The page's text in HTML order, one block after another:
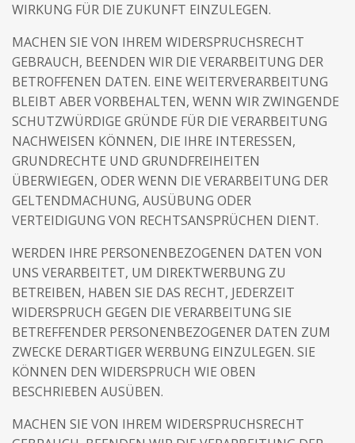
WIRKUNG FÜR DIE ZUKUNFT EINZULEGEN.
MACHEN SIE VON IHREM WIDERSPRUCHSRECHT
GEBRAUCH, BEENDEN WIR DIE VERARBEITUNG DER
BETROFFENEN DATEN. EINE WEITERVERARBEITUNG
BLEIBT ABER VORBEHALTEN, WENN WIR ZWINGENDE
SCHUTZWÜRDIGE GRÜNDE FÜR DIE VERARBEITUNG
NACHWEISEN KÖNNEN, DIE IHRE INTERESSEN,
GRUNDRECHTE UND GRUNDFREIHEITEN
ÜBERWIEGEN, ODER WENN DIE VERARBEITUNG DER
GELTENDMACHUNG, AUSÜBUNG ODER
VERTEIDIGUNG VON RECHTSANSPRÜCHEN DIENT.
WERDEN IHRE PERSONENBEZOGENEN DATEN VON
UNS VERARBEITET, UM DIREKTWERBUNG ZU
BETREIBEN, HABEN SIE DAS RECHT, JEDERZEIT
WIDERSPRUCH GEGEN DIE VERARBEITUNG SIE
BETREFFENDER PERSONENBEZOGENER DATEN ZUM
ZWECKE DERARTIGER WERBUNG EINZULEGEN. SIE
KÖNNEN DEN WIDERSPRUCH WIE OBEN
BESCHRIEBEN AUSÜBEN.
MACHEN SIE VON IHREM WIDERSPRUCHSRECHT